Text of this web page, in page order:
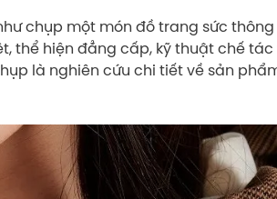
chụp một món đồ trang sức
thể hiện đẳng cấp, kỹ thuật chế
là nghiên cứu chi tiết về sản